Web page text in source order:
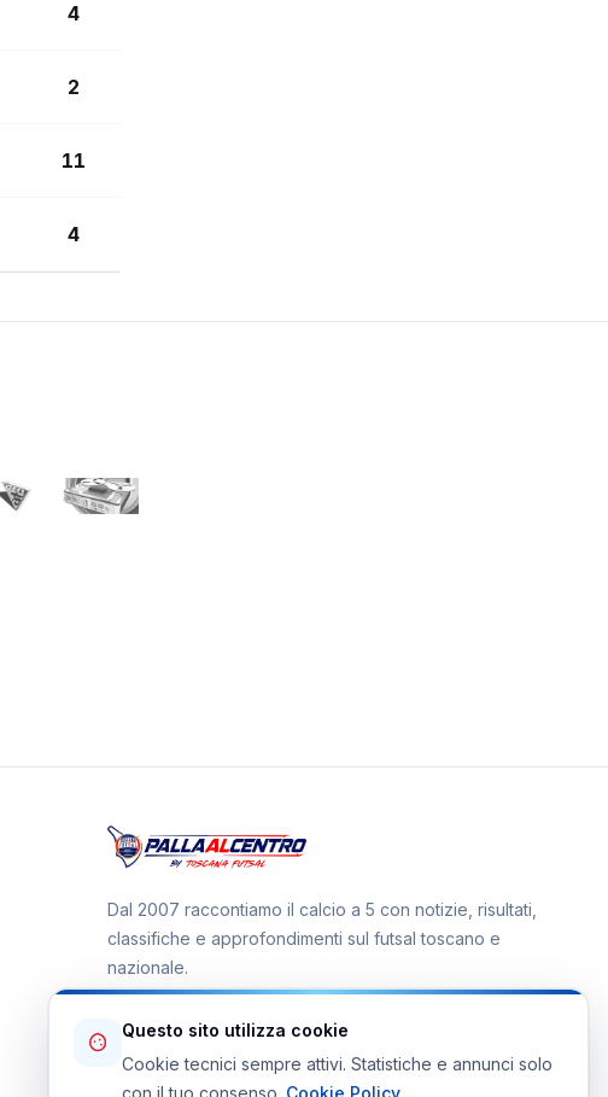
4
2
11
4
Dal 2007 raccontiamo il calcio a 5 con notizie, risultati,
classifiche e approfondimenti sul futsal toscano e
nazionale.
Canale WhatsApp
Questo sito utilizza cookie
Cookie tecnici sempre attivi. Statistiche e annunci solo
con il tuo consenso. Cookie Policy